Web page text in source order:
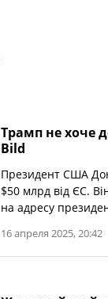
Трамп не хоче
Bild
Президент США
$50 млрд від ЄС.
на адресу
16 апреля 2025, 20:42